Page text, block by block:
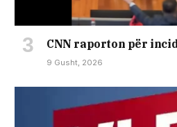
CNN raporton për
9 Gusht, 2026